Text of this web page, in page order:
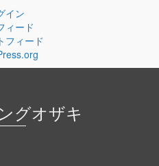
イン
ィード
フィード
グオザキ